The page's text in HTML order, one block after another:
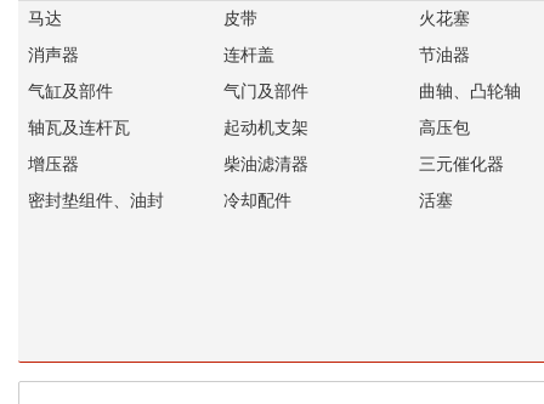
马达 皮带
火花塞
消声器
连杆盖
节油器
气缸及部件
气门及部件
曲轴、凸轮轴
轴瓦及连杆瓦
起动机支架
高压包
增压器
柴油滤清器
三元催化器
密封垫组件、油封
冷却配件 活塞